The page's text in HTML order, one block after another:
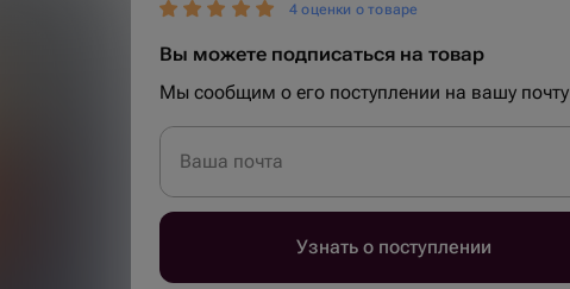
4 оценки о товаре
Вы можете подписаться на товар
Мы сообщим о его поступлении на вашу почту
Ваша почта
Узнать о поступлении